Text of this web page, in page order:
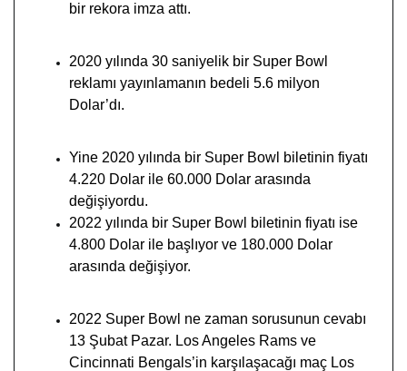
bir rekora imza attı.
2020 yılında 30 saniyelik bir Super Bowl
reklamı yayınlamanın bedeli 5.6 milyon
Dolar’dı.
Yine 2020 yılında bir Super Bowl biletinin fiyatı
4.220 Dolar ile 60.000 Dolar arasında
değişiyordu.
2022 yılında bir Super Bowl biletinin fiyatı ise
4.800 Dolar ile başlıyor ve 180.000 Dolar
arasında değişiyor.
2022 Super Bowl ne zaman sorusunun cevabı
13 Şubat Pazar. Los Angeles Rams ve
Cincinnati Bengals’in karşılaşacağı maç Los